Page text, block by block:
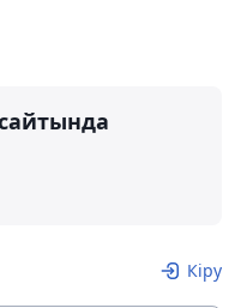
Кіру